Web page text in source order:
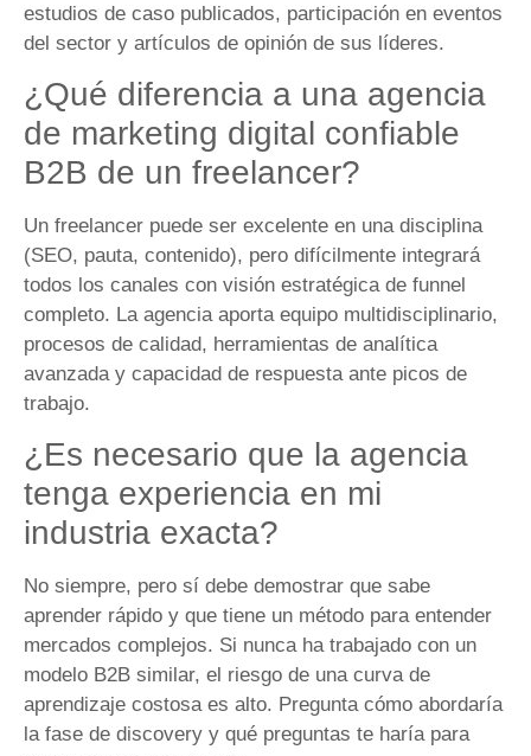
estudios de caso publicados, participación en eventos
del sector y artículos de opinión de sus líderes.
¿Qué diferencia a una agencia
de marketing digital confiable
B2B de un freelancer?
Un freelancer puede ser excelente en una disciplina
(SEO, pauta, contenido), pero difícilmente integrará
todos los canales con visión estratégica de funnel
completo. La agencia aporta equipo multidisciplinario,
procesos de calidad, herramientas de analítica
avanzada y capacidad de respuesta ante picos de
trabajo.
¿Es necesario que la agencia
tenga experiencia en mi
industria exacta?
No siempre, pero sí debe demostrar que sabe
aprender rápido y que tiene un método para entender
mercados complejos. Si nunca ha trabajado con un
modelo B2B similar, el riesgo de una curva de
aprendizaje costosa es alto. Pregunta cómo abordaría
la fase de discovery y qué preguntas te haría para